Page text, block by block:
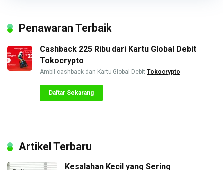
Penawaran Terbaik
Cashback 225 Ribu dari Kartu Global Debit
Tokocrypto
Ambil cashback dan Kartu Global Debit Tokocrypto
Daftar Sekarang
Artikel Terbaru
Kesalahan Kecil yang Sering